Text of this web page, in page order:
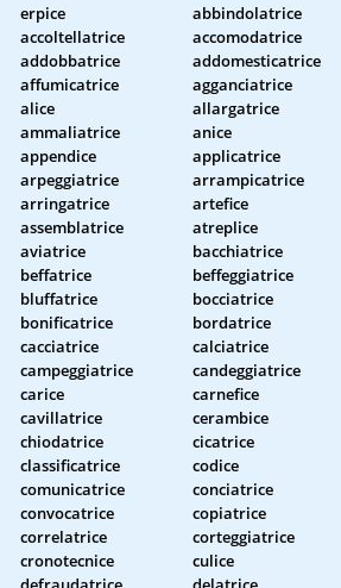
erpice
abbindolatrice
accoltellatrice
accomodatrice
addobbatrice
addomesticatrice
affumicatrice
agganciatrice
alice
allargatrice
ammaliatrice
anice
appendice
applicatrice
arpeggiatrice
arrampicatrice
arringatrice
artefice
assemblatrice
atreplice
aviatrice
bacchiatrice
beffatrice
beffeggiatrice
bluffatrice
bocciatrice
bonificatrice
bordatrice
cacciatrice
calciatrice
campeggiatrice
candeggiatrice
carice
carnefice
cavillatrice
cerambice
chiodatrice
cicatrice
classificatrice
codice
comunicatrice
conciatrice
convocatrice
copiatrice
correlatrice
corteggiatrice
cronotecnice
culice